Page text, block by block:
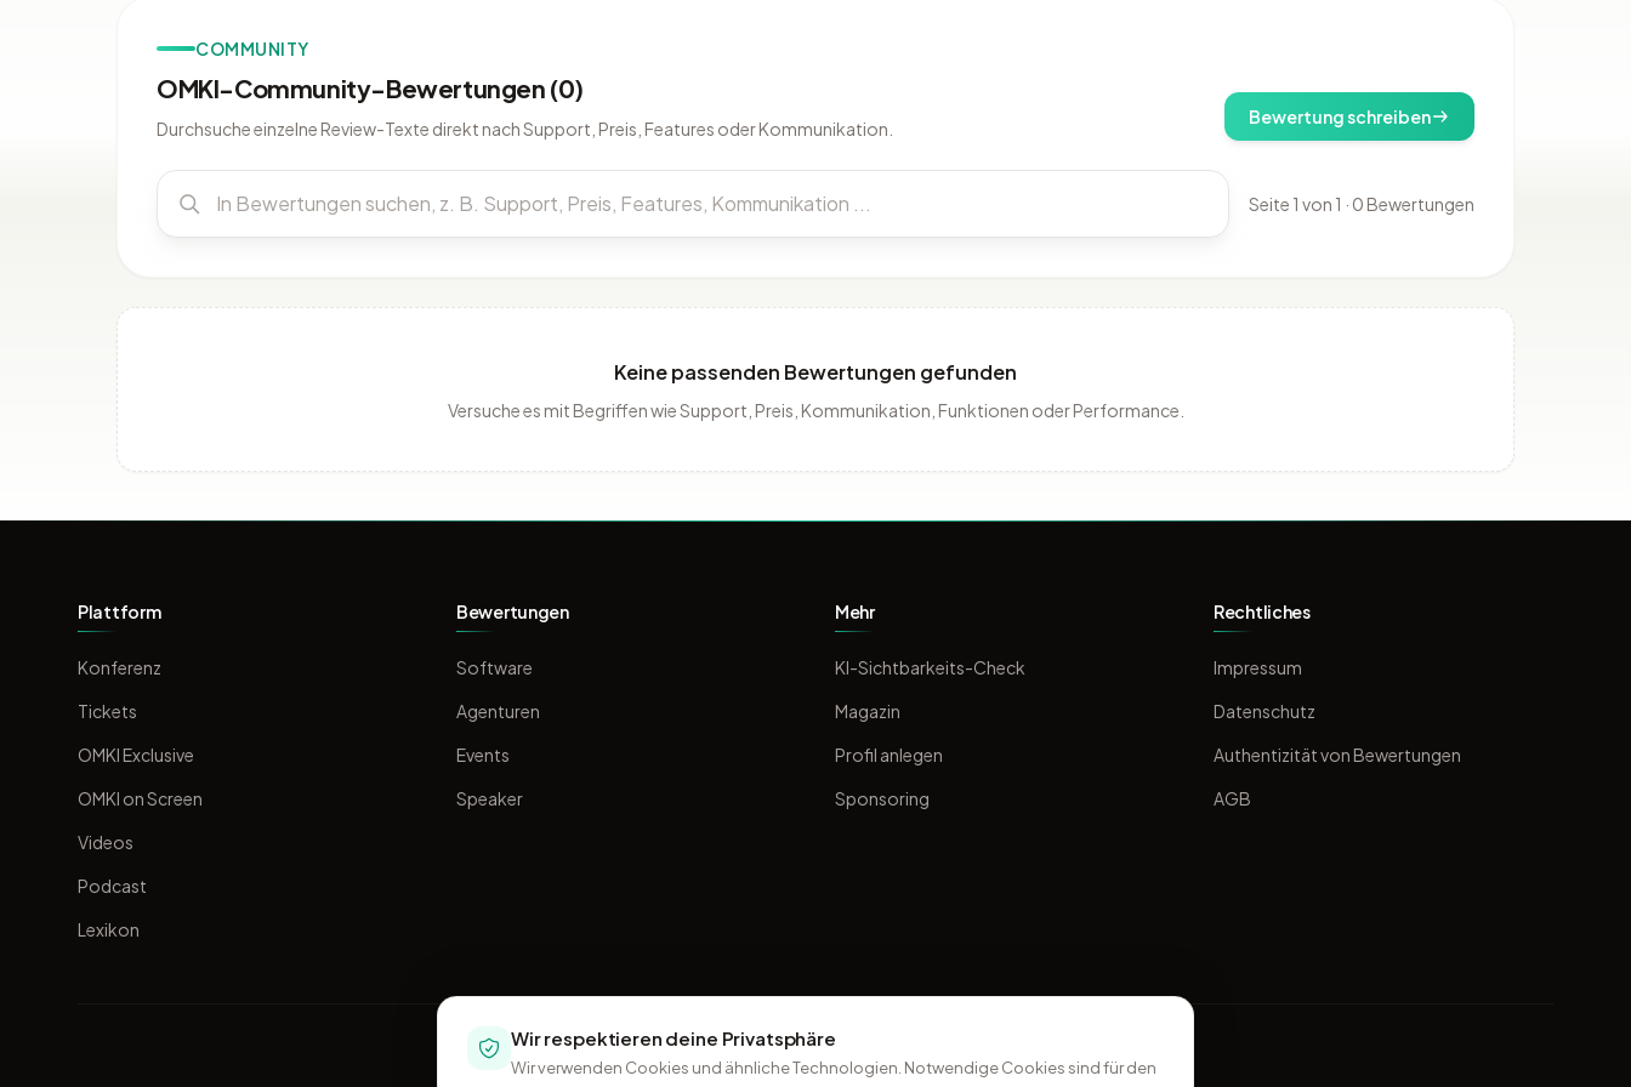
COMMUNITY
OMKI-Community-Bewertungen (0)
Durchsuche einzelne Review-Texte direkt nach Support, Preis, Features oder Kommunikation.
Bewertung schreiben
Seite 1 von 1 · 0 Bewertungen
Keine passenden Bewertungen gefunden
Versuche es mit Begriffen wie Support, Preis, Kommunikation, Funktionen oder Performance.
Plattform
Konferenz
Tickets
OMKI Exclusive
OMKI on Screen
Videos
Podcast
Lexikon
Bewertungen
Software
Agenturen
Events
Speaker
Mehr
KI-Sichtbarkeits-Check
Magazin
Profil anlegen
Sponsoring
Rechtliches
Impressum
Datenschutz
Authentizität von Bewertungen
AGB
Wir respektieren deine Privatsphäre
Wir verwenden Cookies und ähnliche Technologien. Notwendige Cookies sind für den